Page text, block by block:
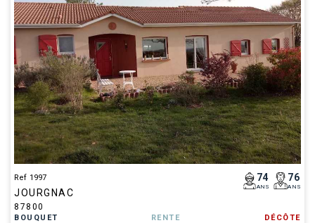
Ref 1997
JOURGNAC
87800
74
ANS
76
ANS
BOUQUET
RENTE
DÉCÔTE